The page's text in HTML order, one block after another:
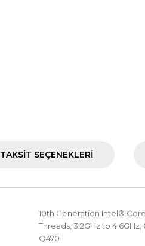
TAKSIT SEÇENEKLERI
10th Generation Intel®
Threads, 3.2GHz to 4.6GHz,
Q470